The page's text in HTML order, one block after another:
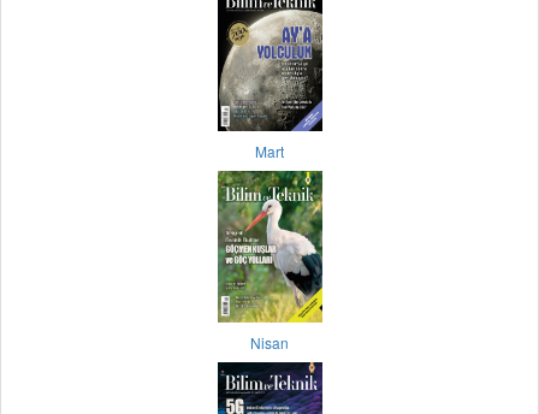
Mart
Nisan